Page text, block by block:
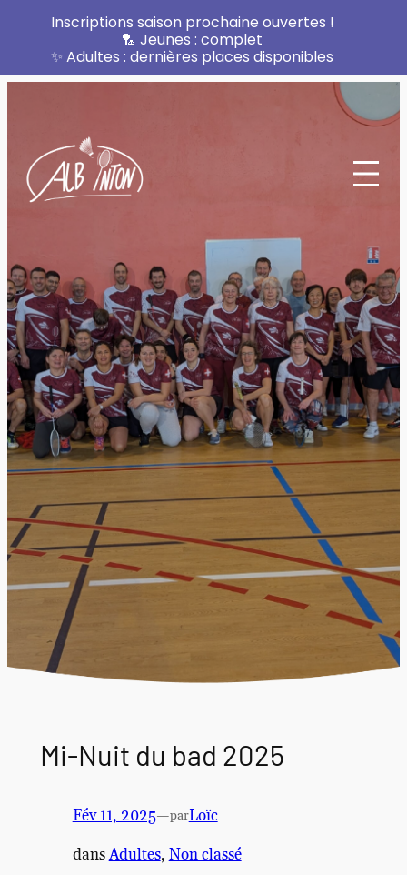
Mi-Nuit du bad 2025
Fév 11, 2025—parLoïc
dansAdultes, Non classé
Inscriptions saison prochaine ouvertes !
🏸 Jeunes : complet
✨ Adultes : dernières places disponibles